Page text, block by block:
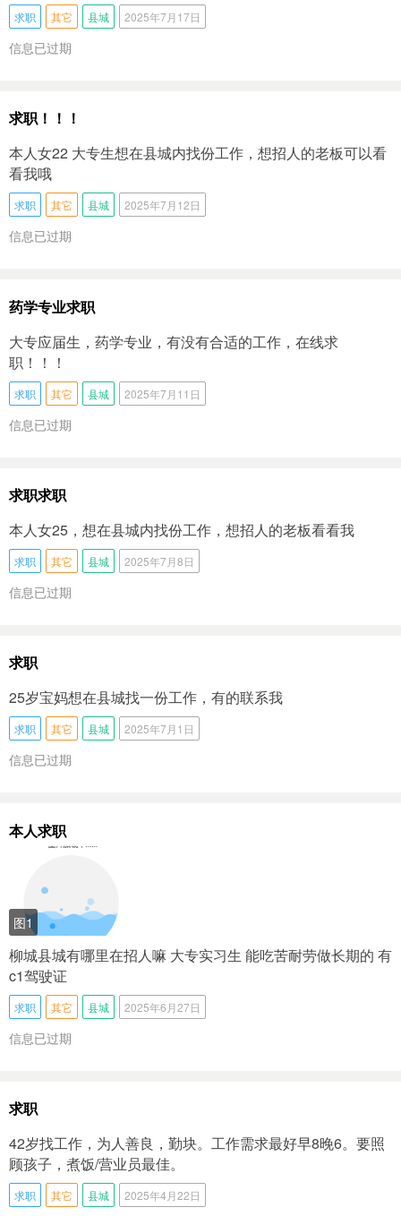
求职 其它 县城 2025年7月17日
信息已过期
求职！！！
本人女22 大专生想在县城内找份工作，想招人的老板可以看
看我哦
求职 其它 县城 2025年7月12日
信息已过期
药学专业求职
大专应届生，药学专业，有没有合适的工作，在线求
职！！！
求职 其它 县城 2025年7月11日
信息已过期
求职求职
本人女25，想在县城内找份工作，想招人的老板看看我
求职 其它 县城 2025年7月8日
信息已过期
求职
25岁宝妈想在县城找一份工作，有的联系我
求职 其它 县城 2025年7月1日
信息已过期
本人求职
图1
柳城县城有哪里在招人嘛 大专实习生 能吃苦耐劳做长期的 有
c1驾驶证
求职 其它 县城 2025年6月27日
信息已过期
求职
42岁找工作，为人善良，勤块。工作需求最好早8晚6。要照
顾孩子，煮饭/营业员最佳。
求职 其它 县城 2025年4月22日